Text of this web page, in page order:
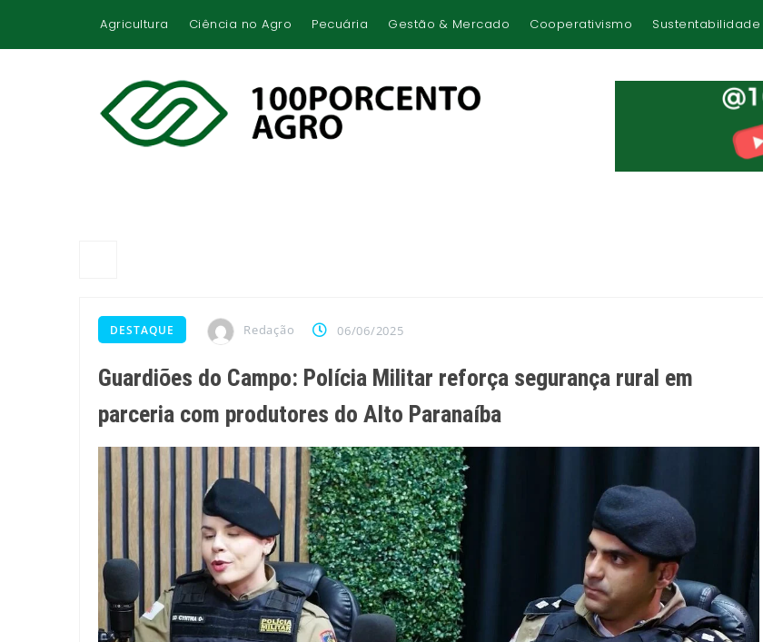
Agricultura Ciência no Agro Pecuária Gestão & Mercado Cooperativismo Sustentabilidade
DESTAQUE Redação 06/06/2025
Guardiões do Campo: Polícia Militar reforça segurança rural em
parceria com produtores do Alto Paranaíba